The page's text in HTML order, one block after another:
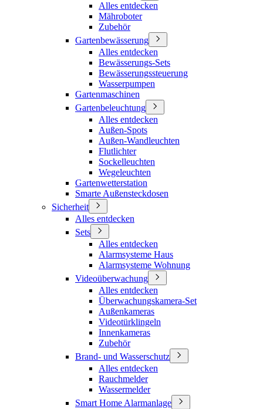
Alles entdecken
Mähroboter
Zubehör
Gartenbewässerung
Alles entdecken
Bewässerungs-Sets
Bewässerungssteuerung
Wasserpumpen
Gartenmaschinen
Gartenbeleuchtung
Alles entdecken
Außen-Spots
Außen-Wandleuchten
Flutlichter
Sockelleuchten
Wegeleuchten
Gartenwetterstation
Smarte Außensteckdosen
Sicherheit
Alles entdecken
Sets
Alles entdecken
Alarmsysteme Haus
Alarmsysteme Wohnung
Videoüberwachung
Alles entdecken
Überwachungskamera-Set
Außenkameras
Videotürklingeln
Innenkameras
Zubehör
Brand- und Wasserschutz
Alles entdecken
Rauchmelder
Wassermelder
Smart Home Alarmanlage